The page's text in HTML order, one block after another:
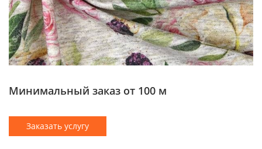
Минимальный заказ от 100 м
Заказать услугу